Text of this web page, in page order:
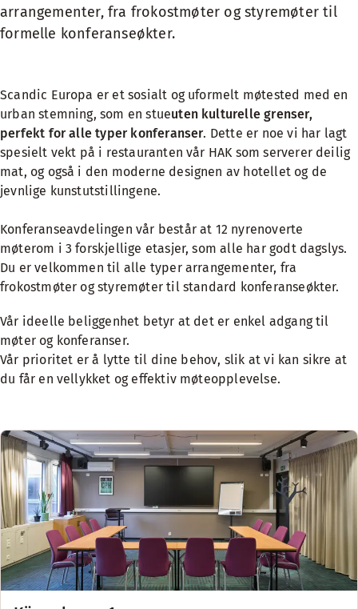
arrangementer, fra frokostmøter og styremøter til
formelle konferanseøkter.
Scandic Europa er et sosialt og uformelt møtested med en
urban stemning, som en stueuten kulturelle grenser,
perfekt for alle typer konferanser. Dette er noe vi har lagt
spesielt vekt på i restauranten vår HAKsom serverer deilig
mat, og også i den moderne designen av hotellet og de
jevnlige kunstutstillingene.
Konferanseavdelingen vår består at 12 nyrenoverte
møterom i 3 forskjellige etasjer, som alle har godt dagslys.
Du er velkommen til alle typer arrangementer, fra
frokostmøter og styremøter til standard konferanseøkter.
Vår ideelle beliggenhet betyr at det er enkel adgang til
møter og konferanser.
Vår prioritet er å lytte til dine behov, slik at vi kan sikre at
du får en vellykket og effektiv møteopplevelse.